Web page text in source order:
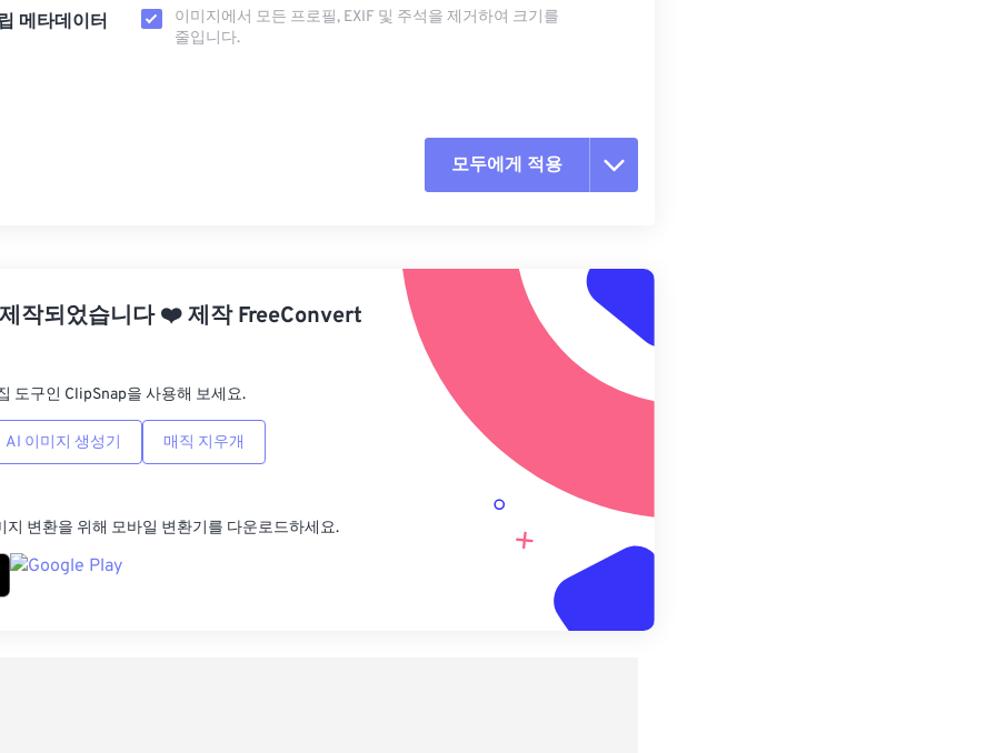
메타데이터
이미지에서 모든 프로필, EXIF ​​및 주석을 제거하여 크기를
줄입니다.
모두에게 적용
사전 설정에서 적용
사전 설정으로 저장
작되었습니다❤️제작FreeConvert
도구인 ClipSnap을 사용해 보세요.
AI 이미지 생성기 매직 지우개
지 변환을 위해 모바일 변환기를 다운로드하세요.